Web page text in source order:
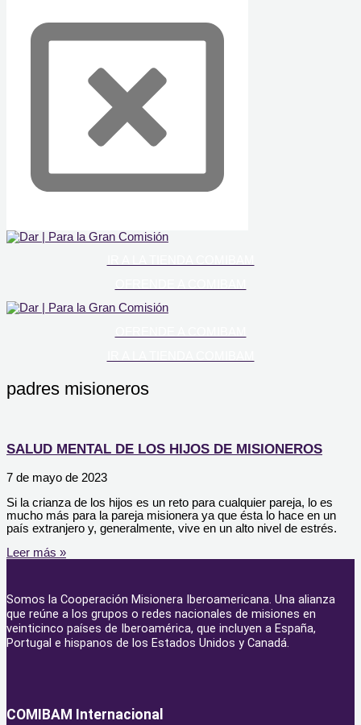
padres misioneros
SALUD MENTAL DE LOS HIJOS DE MISIONEROS
7 de mayo de 2023
Si la crianza de los hijos es un reto para cualquier pareja, lo es
mucho más para la pareja misionera ya que ésta lo hace en un
país extranjero y, generalmente, vive en un alto nivel de estrés.
Leer más »
Somos la Cooperación Misionera Iberoamericana. Una alianza
que reúne a los grupos o redes nacionales de misiones en
veinticinco países de Iberoamérica, que incluyen a España,
Portugal e hispanos de los Estados Unidos y Canadá.
COMIBAM Internacional